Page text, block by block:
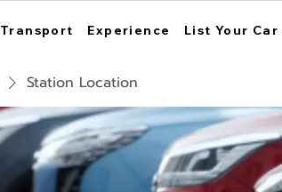
Transport Experience List Your Car
Station Location